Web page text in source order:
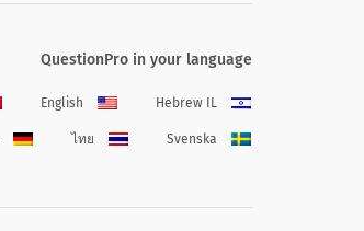
QuestionPro in your language
Hebrew IL
English
Svenska
ไทย